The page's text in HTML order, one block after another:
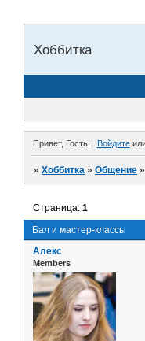
Хоббитка
Привет, Гость! Войдите
»Хоббитка »Общение
Бал и мастер-классы
Страница:1
Алекс
Members